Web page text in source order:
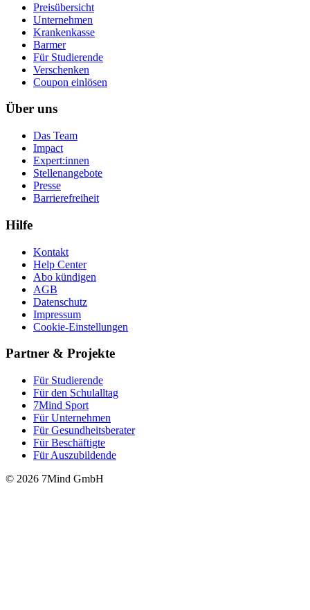
Preisübersicht
Unternehmen
Krankenkasse
Barmer
Für Studierende
Ver­schen­ken
Coupon einlösen
Über uns
Das Team
Impact
Expert:innen
Stellenangebote
Presse
Barrierefreiheit
Hilfe
Kontakt
Help Center
Abo kündigen
AGB
Datenschutz
Impressum
Cookie-Einstellungen
Partner & Projekte
Für Stu­die­rende
Für den Schulalltag
7Mind Sport
Für Unter­neh­men
Für Gesund­heits­be­ra­ter
Für Beschäftigte
Für Auszubildende
© 2026 7Mind GmbH